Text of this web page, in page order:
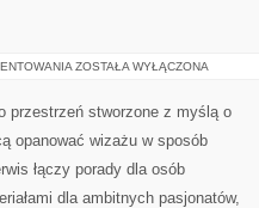
TRENDY
ZOSTAŁA WYŁĄCZONA
przestrzeń stworzone z myślą o
opanować wizażu w sposób
łączy porady dla osób
dla ambitnych pasjonatów,